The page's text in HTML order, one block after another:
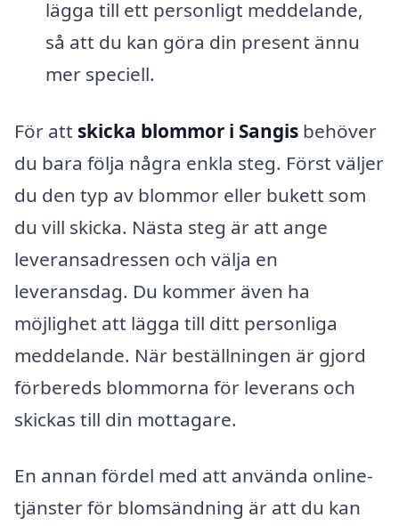
lägga till ett personligt meddelande,
så att du kan göra din present ännu
mer speciell.
För att skicka blommor i Sangis behöver
du bara följa några enkla steg. Först väljer
du den typ av blommor eller bukett som
du vill skicka. Nästa steg är att ange
leveransadressen och välja en
leveransdag. Du kommer även ha
möjlighet att lägga till ditt personliga
meddelande. När beställningen är gjord
förbereds blommorna för leverans och
skickas till din mottagare.
En annan fördel med att använda online-
tjänster för blomsändning är att du kan